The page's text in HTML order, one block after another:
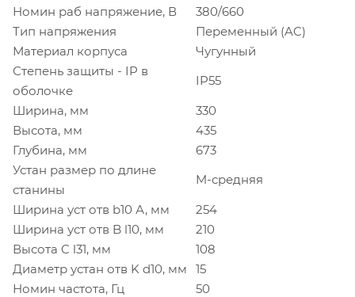
Номин раб напряжение, В
380/660
Тип напряжения
Переменный (AC)
Материал корпуса
Чугунный
Степень защиты - IP в
оболочке
IP55
Ширина, мм
330
Высота, мм
435
Глубина, мм
673
Устан размер по длине
станины
M-средняя
Ширина уст отв b10 А, мм
254
Ширина уст отв B l10, мм
210
Высота C l31, мм
108
Диаметр устан отв K d10, мм
15
Номин частота, Гц
50